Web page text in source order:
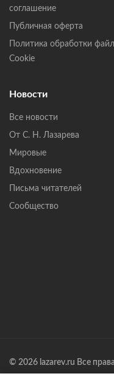
соглашение
Публичная оферта
Политика обработки
Cookie
Новости
Все новости
От С. Н. Лазарева
Мировые
Вдохновение
Письма читателей
Сообщество
© 2026 lazarev.ru Все